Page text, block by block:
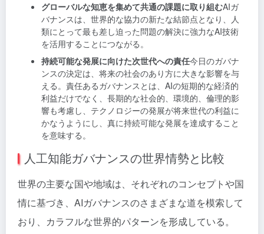
グローバルな知恵を集めて共通の課題に取り組むAIガ
バナンスは、世界的な協力の新たな結節点となり、人
類にとって最も差し迫った問題の解決に強力なAI技術
を活用することにつながる。
持続可能な発展に向けた次世代への責任今日のガバナ
ンスの決定は、将来の社会のあり方に大きな影響を与
える。責任あるガバナンスとは、AIの短期的な経済的
利益だけでなく、長期的な社会的、環境的、倫理的影
響も考慮し、テクノロジーの発展が将来世代の利益に
かなうようにし、真に持続可能な発展を達成すること
を意味する。
人工知能ガバナンスの世界情勢と比較
世界の主要な国や地域は、それぞれのコンセプトや国
情に基づき、AIガバナンスのさまざまな道を模索して
おり、カラフルな世界的パターンを形成している。